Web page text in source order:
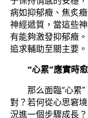
病如抑郁癥、焦炙
神經遞質，當這些
有能夠激發抑郁癥
追求輔助至關主要。
“心累”應實時
那么面臨“心累
對？若何從心思窘
況進一個步驟成長？